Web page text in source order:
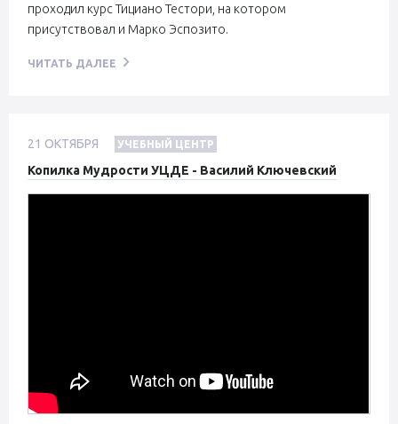
проходил курс Тициано Тестори, на котором
присутствовал и Марко Эспозито.
ЧИТАТЬ ДАЛЕЕ
21 ОКТЯБРЯ УЧЕБНЫЙ ЦЕНТР
Копилка Мудрости УЦДЕ - Василий Ключевский